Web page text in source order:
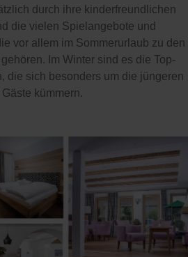
durch ihre kinderfreundlichen
die vielen Spielangebote und
vor allem im Sommerurlaub zu den
Im Winter sind es die Top-
die sich besonders um die jüngeren
Gäste kümmern.